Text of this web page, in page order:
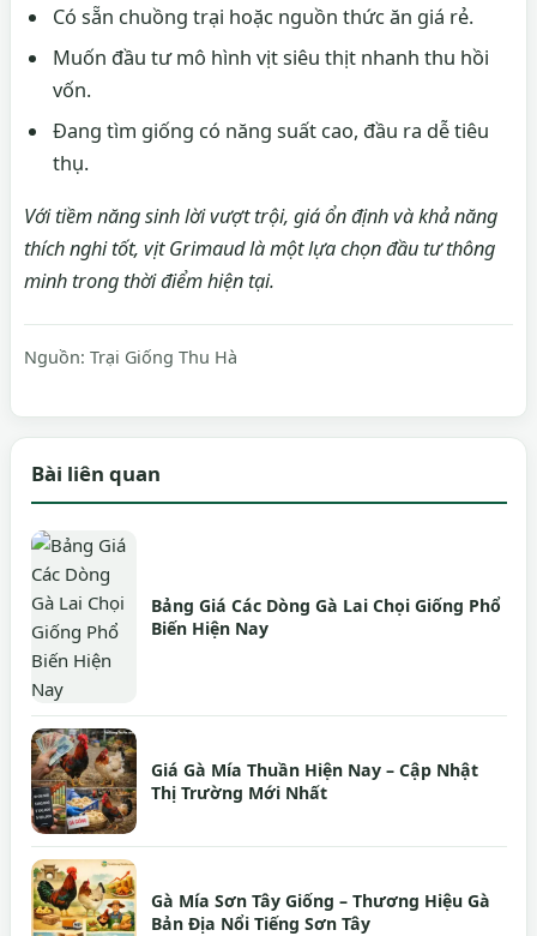
Có sẵn chuồng trại hoặc nguồn thức ăn giá rẻ.
Muốn đầu tư mô hình vịt siêu thịt nhanh thu hồi
vốn.
Đang tìm giống có năng suất cao, đầu ra dễ tiêu
thụ.
Với tiềm năng sinh lời vượt trội, giá ổn định và khả năng
thích nghi tốt, vịt Grimaud là một lựa chọn đầu tư thông
minh trong thời điểm hiện tại.
Nguồn: Trại Giống Thu Hà
Bài liên quan
Bảng Giá Các Dòng Gà Lai Chọi Giống Phổ
Biến Hiện Nay
Giá Gà Mía Thuần Hiện Nay – Cập Nhật
Thị Trường Mới Nhất
Gà Mía Sơn Tây Giống – Thương Hiệu Gà
Bản Địa Nổi Tiếng Sơn Tây